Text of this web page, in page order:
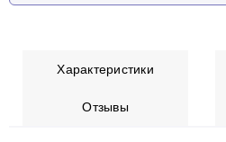
Характеристики
Отзывы